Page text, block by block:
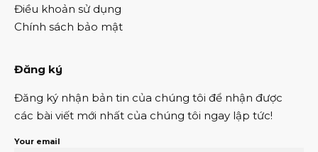
Điều khoản sử dụng
Chính sách bảo mật
Đăng ký
Đăng ký nhận bản tin của chúng tôi để nhận được
các bài viết mới nhất của chúng tôi ngay lập tức!
Your email